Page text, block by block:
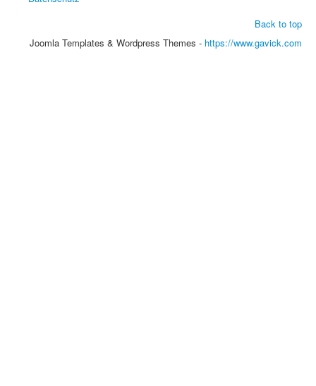
Back to top
Joomla Templates & Wordpress Themes - https://www.gavick.com